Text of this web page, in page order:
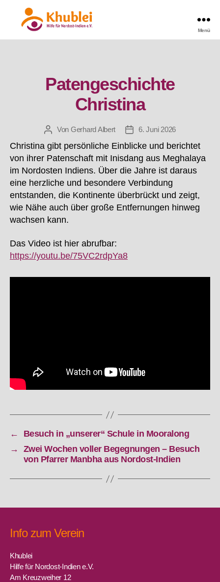
Khublei
Menü
Patengeschichte
Christina
Beitragsautor
Von Gerhard Albert Beitragsdatum
6. Juni 2026
Christina gibt persönliche Einblicke und berichtet
von ihrer Patenschaft mit Inisdang aus Meghalaya
im Nordosten Indiens. Über die Jahre ist daraus
eine herzliche und besondere Verbindung
entstanden, die Kontinente überbrückt und zeigt,
wie Nähe auch über große Entfernungen hinweg
wachsen kann.
Das Video ist hier abrufbar:
https://youtu.be/75VC2rdpYa8
←
Besuch in „unserer“ Schule in Mooralong
→
Zwei Wochen voller Begegnungen – Besuch
von Pfarrer Manbha aus Nordost-Indien
Info zum Verein
Khublei
Hilfe für Nordost-Indien e.V.
Am Kreuzweiher 12